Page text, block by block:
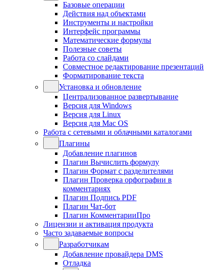
Базовые операции
Действия над объектами
Инструменты и настройки
Интерфейс программы
Математические формулы
Полезные советы
Работа со слайдами
Совместное редактирование презентаций
Форматирование текста
Установка и обновление
Централизованное развертывание
Версия для Windows
Версия для Linux
Версия для Mac OS
Работа с сетевыми и облачными каталогами
Плагины
Добавление плагинов
Плагин Вычислить формулу
Плагин Формат с разделителями
Плагин Проверка орфографии в
комментариях
Плагин Подпись PDF
Плагин Чат-бот
Плагин КомментарииПро
Лицензии и активация продукта
Часто задаваемые вопросы
Разработчикам
Добавление провайдера DMS
Отладка